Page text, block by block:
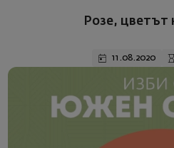
Розе, цветът
11.08.2020